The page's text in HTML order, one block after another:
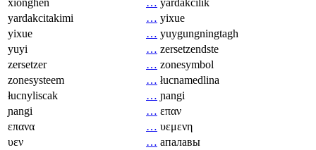
yardakcitakimi
… yixue
yixue
… yuygungningtagh
yuyi
… zersetzendste
zersetzer
… zonesymbol
zonesysteem
… łucnamedlina
łucnyliscak
… ɲangi
ɲangi
… επαν
επανα
… υεμενη
υεν
… апалавы